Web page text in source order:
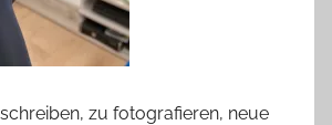
zu fotografieren, neue